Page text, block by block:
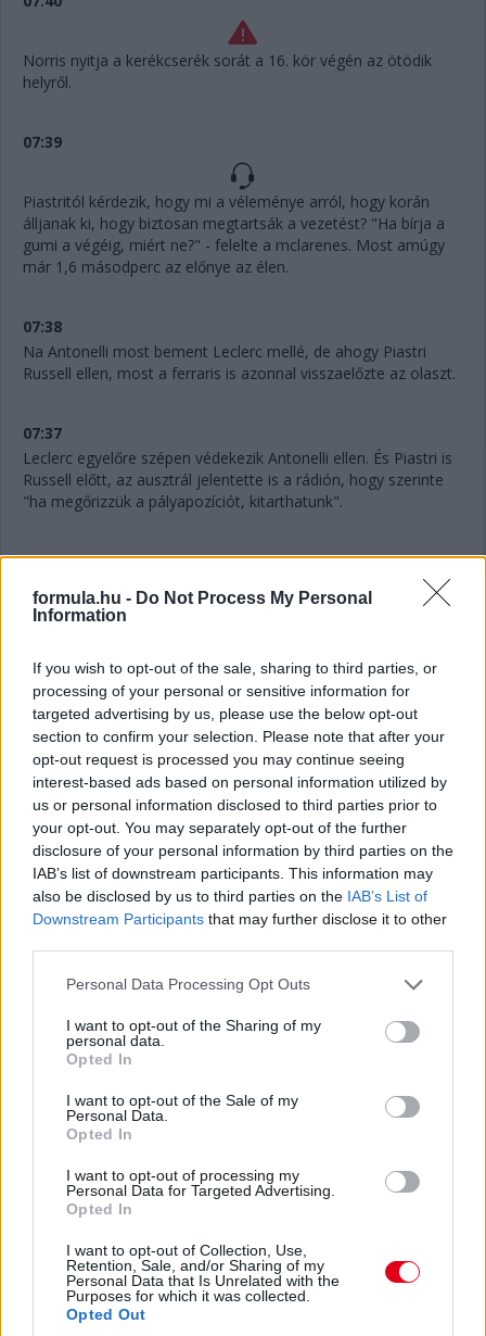
formula.hu - Do Not Process My Personal
Information
If you wish to opt-out of the sale, sharing to third parties, or
processing of your personal or sensitive information for
targeted advertising by us, please use the below opt-out
section to confirm your selection. Please note that after your
opt-out request is processed you may continue seeing
interest-based ads based on personal information utilized by
us or personal information disclosed to third parties prior to
your opt-out. You may separately opt-out of the further
disclosure of your personal information by third parties on the
IAB’s list of downstream participants. This information may
also be disclosed by us to third parties on the IAB’s List of
Downstream Participants that may further disclose it to other
Please note that this website/app uses one or more Google
not limited to your visit or usage behaviour. You may click to
grant or deny consent to Google and its third-party tags to
use your data for below specified purposes in below Google
consent section.
Personal Data Processing Opt Outs
I want to opt-out of the Sharing of my
personal data.
Opted In
I want to opt-out of the Sale of my
Personal Data.
Opted In
I want to opt-out of processing my
Personal Data for Targeted Advertising.
Opted In
I want to opt-out of Collection, Use,
Retention, Sale, and/or Sharing of my
Personal Data that Is Unrelated with the
Purposes for which it was collected.
Opted Out
Norris nyitja a kerékcserék sorát a 16. kör végén az ötödik
helyről.
07:39
Piastritól kérdezik, hogy mi a véleménye arról, hogy korán
álljanak ki, hogy biztosan megtartsák a vezetést? "Ha bírja a
gumi a végéig, miért ne?" - felelte a mclarenes. Most amúgy
már 1,6 másodperc az előnye az élen.
07:38
Na Antonelli most bement Leclerc mellé, de ahogy Piastri
Russell ellen, most a ferraris is azonnal visszaelőzte az olaszt.
07:37
Leclerc egyelőre szépen védekezik Antonelli ellen. És Piastri is
Russell előtt, az ausztrál jelentette is a rádión, hogy szerinte
"ha megőrizzük a pályapozíciót, kitarthatunk".
07:36
"Mintha kormányszervó nélkül vezetnék" - jelenti Verstappen a
hátránya Gaslyval szemben.
07:34
A 10. helyért is megy egy csata: Hadjar próbálná támadni az
utolsó pontszerző helyért Lindbladot.
07:32
Antonelli a 11. körben végre átrágta magát Norrison, feljött a
negyedik helyre. Nem szakadt le még túlzottan amúgy a 3-5.
helyezett az élkettősről: Leclerc 2,2 másodpercre csak
Russelltől. Szóval Antonelli esélyeit sem kell még teljesen leírni.
nyolc-kilenc tized a lemaradása. De a visszajátszásból kiderült,
hogy az az előzés is annak volt köszönhető, hogy a sikán előtt
a 130R-ből kijövet annyira visszalassultak már, hogy a jobb
töltöttség miatt kénytelen volt előzni a mercedeses - amire
aztán ráfaragott a következő egyenesben... Értjük már, miről
beszélnek Verstappenék?...
"Csata" az élen! Russell a sikán előtt megelőzi Piastrit,
aki azonban a célegyenesben visszaveszi tőle a
vezetést.